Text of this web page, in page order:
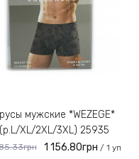
(р.L/XL/2XL/3XL) 25935
1 156.80грн / 1 уп